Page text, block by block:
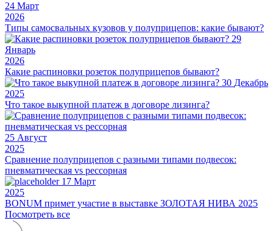
24 Март
2026
Типы самосвальных кузовов у полуприцепов: какие бывают?
29
Январь
2026
Какие распиновки розеток полуприцепов бывают?
30 Декабрь
2025
Что такое выкупной платеж в договоре лизинга?
25 Август
2025
Сравнение полуприцепов с разными типами подвесок:
пневматическая vs рессорная
17 Март
2025
BONUM примет участие в выставке ЗОЛОТАЯ НИВА 2025
Посмотреть все